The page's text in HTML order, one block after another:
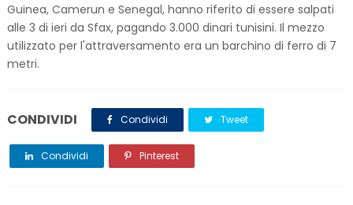
Guinea, Camerun e Senegal, hanno riferito di essere salpati
alle 3 di ieri da Sfax, pagando 3.000 dinari tunisini. Il mezzo
utilizzato per l'attraversamento era un barchino di ferro di 7
metri.
CONDIVIDI Condividi Tweet
Condividi Pinterest